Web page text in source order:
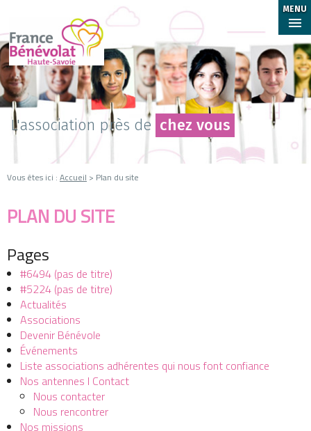
MENU
L'association près de chez vous
Vous êtes ici : Accueil > Plan du site
PLAN DU SITE
Pages
#6494 (pas de titre)
#5224 (pas de titre)
Actualités
Associations
Devenir Bénévole
Événements
Liste associations adhérentes qui nous font confiance
Nos antennes I Contact
Nous contacter
Nous rencontrer
Nos missions